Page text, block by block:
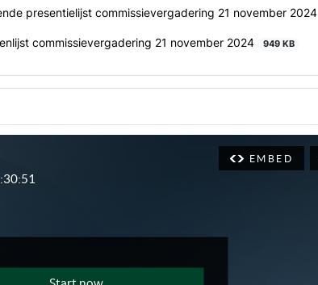
presentielijst commissievergadering 21 november 2024
commissievergadering 21 november 2024 949 KB